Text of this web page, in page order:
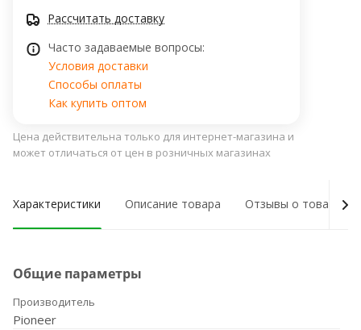
Рассчитать доставку
Часто задаваемые вопросы:
Условия доставки
Способы оплаты
Как купить оптом
Цена действительна только для интернет-магазина и
может отличаться от цен в розничных магазинах
Характеристики Описание товара Отзывы о товаре
Общие параметры
Производитель
Pioneer